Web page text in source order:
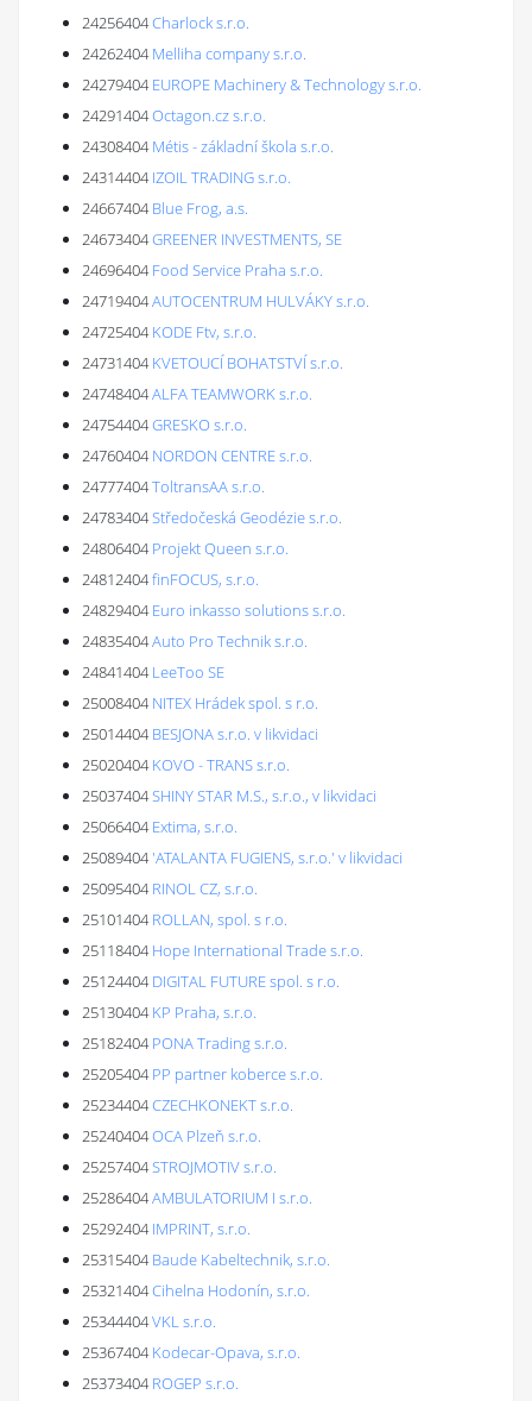
24256404Charlock s.r.o.
24262404 Melliha company s.r.o.
24279404 EUROPE Machinery & Technology s.r.o.
24291404Octagon.cz s.r.o.
24308404 Métis - základní škola s.r.o.
24314404 IZOIL TRADING s.r.o.
24667404 Blue Frog, a.s.
24673404GREENER INVESTMENTS, SE
24696404 Food Service Praha s.r.o.
24719404AUTOCENTRUM HULVÁKY s.r.o.
24725404 KODE Ftv, s.r.o.
24731404 KVETOUCÍ BOHATSTVÍ s.r.o.
24748404ALFA TEAMWORK s.r.o.
24754404GRESKO s.r.o.
24760404 NORDON CENTRE s.r.o.
24777404ToltransAA s.r.o.
24783404Středočeská Geodézie s.r.o.
24806404 Projekt Queen s.r.o.
24812404finFOCUS, s.r.o.
24829404 Euro inkasso solutions s.r.o.
24835404Auto Pro Technik s.r.o.
24841404 LeeToo SE
25008404 NITEX Hrádek spol. s r.o.
25014404 BESJONA s.r.o. v likvidaci
25020404 KOVO - TRANS s.r.o.
25037404SHINY STAR M.S., s.r.o., v likvidaci
25066404 Extima, s.r.o.
25089404'ATALANTA FUGIENS, s.r.o.' v likvidaci
25095404 RINOL CZ, s.r.o.
25101404 ROLLAN, spol. s r.o.
25118404 Hope International Trade s.r.o.
25124404 DIGITAL FUTURE spol. s r.o.
25130404 KP Praha, s.r.o.
25182404 PONA Trading s.r.o.
25205404 PP partner koberce s.r.o.
25234404CZECHKONEKT s.r.o.
25240404OCA Plzeň s.r.o.
25257404STROJMOTIV s.r.o.
25286404AMBULATORIUM I s.r.o.
25292404 IMPRINT, s.r.o.
25315404 Baude Kabeltechnik, s.r.o.
25321404Cihelna Hodonín, s.r.o.
25344404VKL s.r.o.
25367404 Kodecar-Opava, s.r.o.
25373404 ROGEP s.r.o.